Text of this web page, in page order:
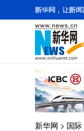
新华网 > 国际